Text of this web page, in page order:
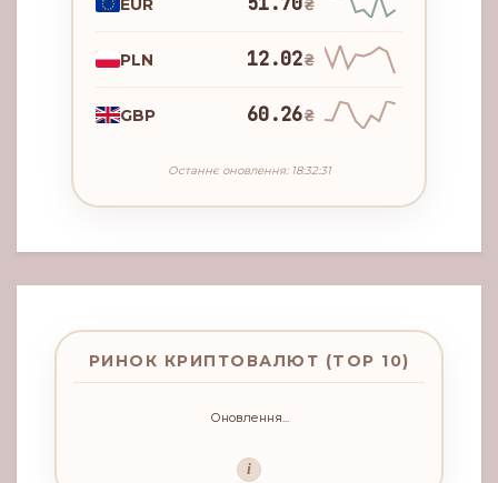
EUR ₴
PLN 12.02₴
GBP 60.26₴
Останнє оновлення: 18:32:31
РИНОК КРИПТОВАЛЮТ (TOP 10)
Оновлення...
i